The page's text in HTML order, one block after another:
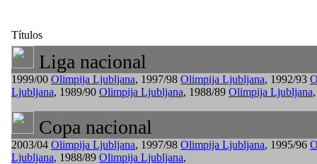
Títulos
Liga nacional
1999/00 Olimpija Ljubljana, 1997/98 Olimpija Ljubljana, 1992/93
Ljubljana, 1989/90 Olimpija Ljubljana, 1988/89 Olimpija Ljubljana,
Copa nacional
2003/04 Olimpija Ljubljana, 1997/98 Olimpija Ljubljana, 1995/96
Ljubljana, 1988/89 Olimpija Ljubljana,